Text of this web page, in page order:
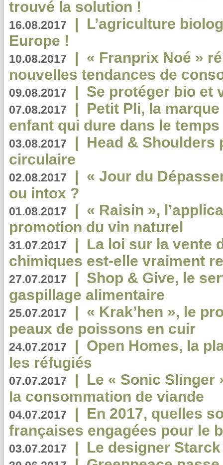
trouvé la solution !
16.08.2017 | L’agriculture
Europe !
10.08.2017 | « Franprix Noé »
nouvelles tendances de
09.08.2017 | Se protéger bio et
07.08.2017 | Petit Pli, la
enfant qui dure dans le temps
03.08.2017 | Head & Shoulders
circulaire
02.08.2017 | « Jour du
ou intox ?
01.08.2017 | « Raisin »,
promotion du vin naturel
31.07.2017 | La loi sur la vente
chimiques est-elle vraiment
27.07.2017 | Shop & Give, le
gaspillage alimentaire
25.07.2017 | « Krak’hen », le
peaux de poissons en cuir
24.07.2017 | Open Homes, la
les réfugiés
07.07.2017 | Le « Sonic Slinger
la consommation de viande
04.07.2017 | En 2017, quelles
françaises engagées pour le
03.07.2017 | Le designer